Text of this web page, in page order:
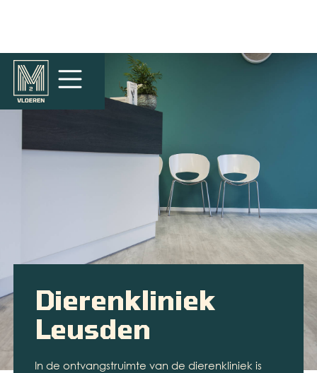
Dierenkliniek
Leusden
In de ontvangstruimte van de dierenkliniek is